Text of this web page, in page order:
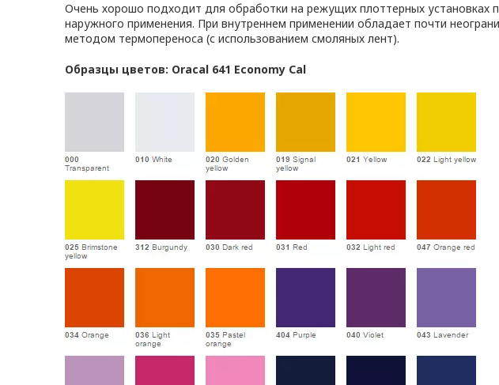
Очень хорошо подходит для обработки на режущих плоттерных установках
наружного применения. При внутреннем применении обладает почти
методом термопереноса (с использованием смоляных лент).
Образцы цветов: Oracal 641 Economy Cal